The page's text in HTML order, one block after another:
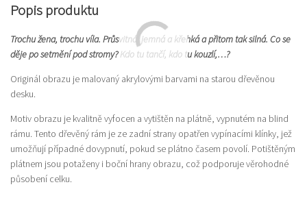
Popis produktu
Trochu žena, trochu víla. Průsvitná, jemná a křehká a přitom tak silná. Co se
děje po setmění pod stromy? Kdo tu tančí, kdo tu kouzlí,…?
Originál obrazu je malovaný akrylovými barvami na starou dřevěnou
desku.
Motiv obrazu je kvalitně vyfocen a vytištěn na plátně, vypnutém na blind
rámu. Tento dřevěný rám je ze zadní strany opatřen vypínacími klínky, jež
umožňují případné dovypnutí, pokud se plátno časem povolí. Potištěným
plátnem jsou potaženy i boční hrany obrazu, což podporuje věrohodné
působení celku.